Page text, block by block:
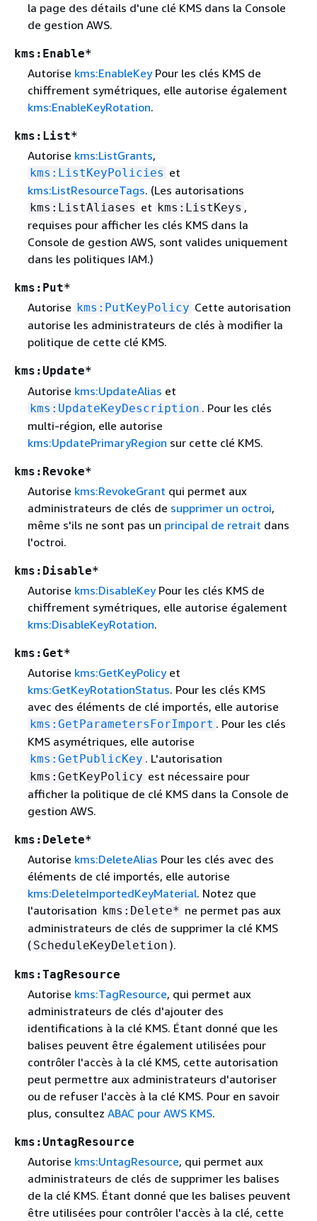
la page des détails d'une clé KMS dans la Console
de gestion AWS.
kms:Enable*
Autorise kms:EnableKeyPour les clés KMS de
chiffrement symétriques, elle autorise également
kms:EnableKeyRotation.
kms:List*
Autorise kms:ListGrants,
kms:ListKeyPolicies et
kms:ListResourceTags. (Les autorisations
kms:ListAliases et kms:ListKeys ,
requises pour afficher les clés KMS dans la
Console de gestion AWS, sont valides uniquement
dans les politiques IAM.)
kms:Put*
Autorise kms:PutKeyPolicy Cette autorisation
autorise les administrateurs de clés à modifier la
politique de cette clé KMS.
kms:Update*
Autorise kms:UpdateAlias et
kms:UpdateKeyDescription . Pour les clés
multi-région, elle autorise
kms:UpdatePrimaryRegion sur cette clé KMS.
kms:Revoke*
Autorise kms:RevokeGrant qui permet aux
administrateurs de clés de supprimer un octroi,
même s'ils ne sont pas un principal de retrait dans
l'octroi.
kms:Disable*
Autorise kms:DisableKeyPour les clés KMS de
chiffrement symétriques, elle autorise également
kms:DisableKeyRotation.
kms:Get*
Autorise kms:GetKeyPolicyet
kms:GetKeyRotationStatus. Pour les clés KMS
avec des éléments de clé importés, elle autorise
kms:GetParametersForImport . Pour les clés
KMS asymétriques, elle autorise
kms:GetPublicKey . L'autorisation
kms:GetKeyPolicy est nécessaire pour
afficher la politique de clé KMS dans la Console de
gestion AWS.
kms:Delete*
Autorise kms:DeleteAlias Pour les clés avec des
éléments de clé importés, elle autorise
kms:DeleteImportedKeyMaterial. Notez que
l'autorisation kms:Delete* ne permet pas aux
administrateurs de clés de supprimer la clé KMS
( ScheduleKeyDeletion ).
kms:TagResource
Autorise kms:TagResource, qui permet aux
administrateurs de clés d'ajouter des
identifications à la clé KMS. Étant donné que les
balises peuvent être également utilisées pour
contrôler l'accès à la clé KMS, cette autorisation
peut permettre aux administrateurs d'autoriser
ou de refuser l'accès à la clé KMS. Pour en savoir
plus, consultez ABAC pour AWS KMS.
kms:UntagResource
Autorise kms:UntagResource, qui permet aux
administrateurs de clés de supprimer les balises
de la clé KMS. Étant donné que les balises peuvent
être utilisées pour contrôler l'accès à la clé, cette